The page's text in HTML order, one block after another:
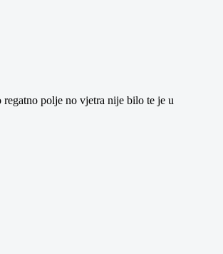
polje no vjetra nije bilo te je u